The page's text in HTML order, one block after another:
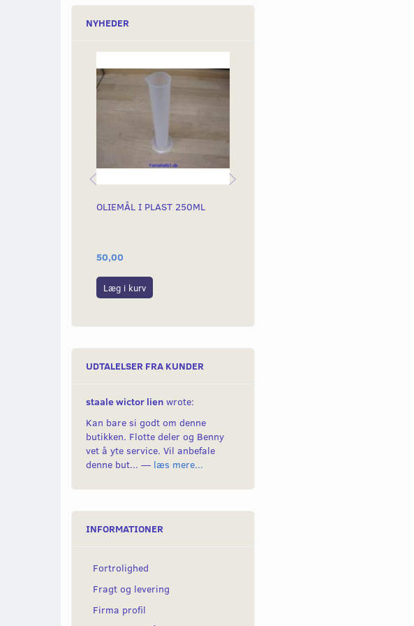
NYHEDER
OLIEMÅL I PLAST 250ML
50,00
Læg i kurv
UDTALELSER FRA KUNDER
staale wictor lien wrote:
Kan bare si godt om denne
butikken. Flotte deler og Benny
vet å yte service. Vil anbefale
denne but... — læs mere...
INFORMATIONER
Fortrolighed
Fragt og levering
Firma profil